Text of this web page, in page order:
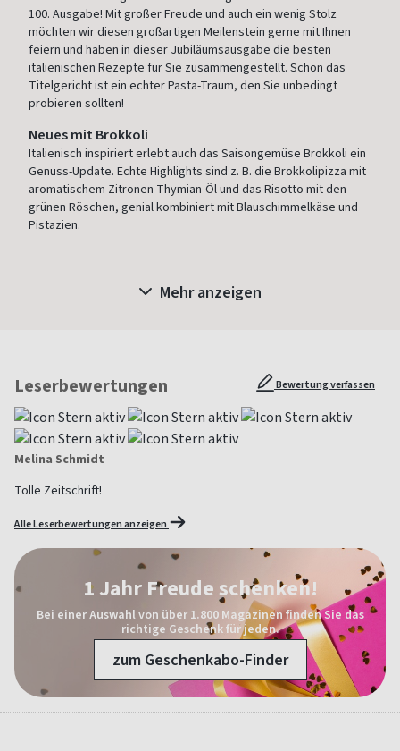
100. Ausgabe! Mit großer Freude und auch ein wenig Stolz
möchten wir diesen großartigen Meilenstein gerne mit Ihnen
feiern und haben in dieser Jubiläumsausgabe die besten
italienischen Rezepte für Sie zusammengestellt. Schon das
Titelgericht ist ein echter Pasta-Traum, den Sie unbedingt
probieren sollten!
Neues mit Brokkoli
Italienisch inspiriert erlebt auch das Saisongemüse Brokkoli ein
Genuss-Update. Echte Highlights sind z. B. die Brokkolipizza mit
aromatischem Zitronen-Thymian-Öl und das Risotto mit den
grünen Röschen, genial kombiniert mit Blauschimmelkäse und
Pistazien.
Mehr anzeigen
Leserbewertungen Bewertung verfassen
Melina Schmidt
Tolle Zeitschrift!
Alle Leserbewertungen anzeigen
1 Jahr Freude schenken!
Bei einer Auswahl von über 1.800 Magazinen finden Sie das
richtige Geschenk für jeden.
zum Geschenkabo-Finder